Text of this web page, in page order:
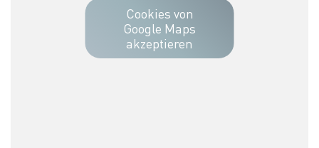
Cookies von
Google Maps
akzeptieren